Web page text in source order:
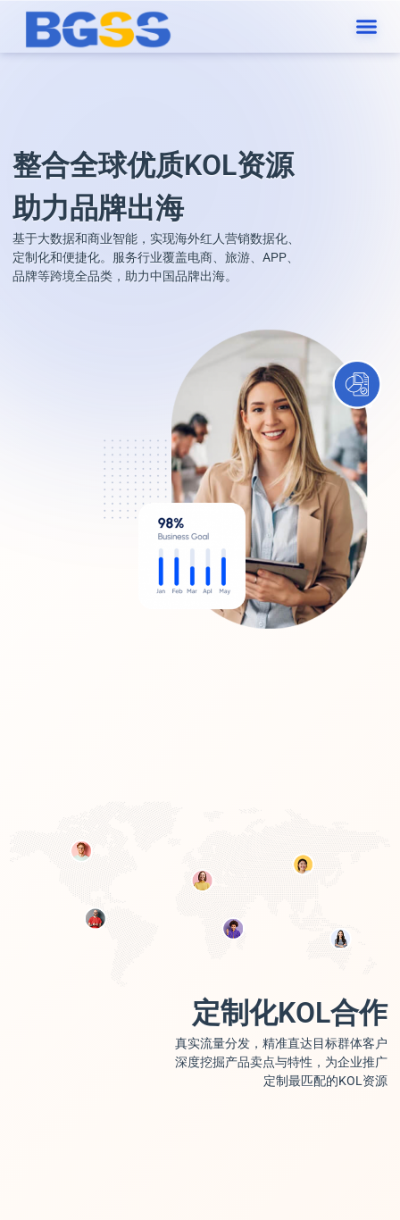
整合全球优质KOL资源
助力品牌出海
基于大数据和商业智能，实现海外红人营销数据化、
定制化和便捷化。服务行业覆盖电商、旅游、APP、
品牌等跨境全品类，助力中国品牌出海。
定制化KOL合作
真实流量分发，精准直达目标群体客户
深度挖掘产品卖点与特性，为企业推广
定制最匹配的KOL资源